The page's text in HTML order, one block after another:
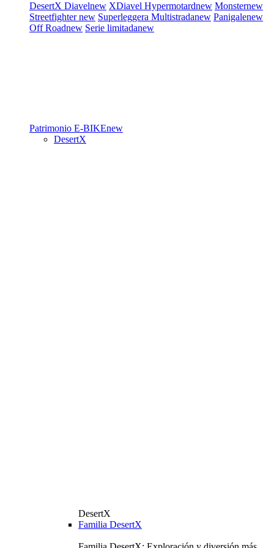
DesertX Diavelnew XDiavel Hypermotardnew Monsternew
Streetfighternew Superleggera Multistradanew Panigalenew
Off Roadnew Serie limitadanew
Patrimonio E-BIKEnew
DesertX
DesertX
Familia DesertX